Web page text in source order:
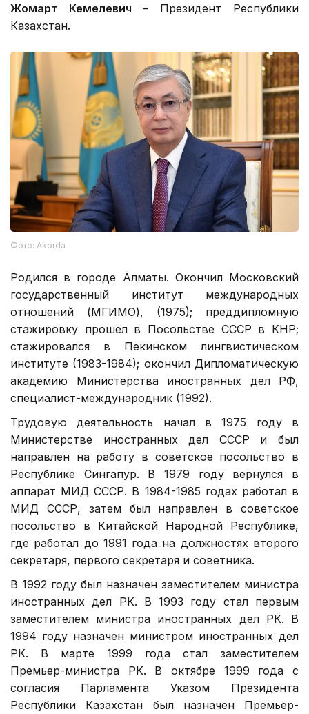
Жомарт Кемелевич – Президент Республики
Казахстан.
Фото: Akorda
Родился в городе Алматы. Окончил Московский
государственный институт международных
отношений (МГИМО), (1975); преддипломную
стажировку прошел в Посольстве СССР в КНР;
стажировался в Пекинском лингвистическом
институте (1983-1984); окончил Дипломатическую
академию Министерства иностранных дел РФ,
специалист-международник (1992).
Трудовую деятельность начал в 1975 году в
Министерстве иностранных дел СССР и был
направлен на работу в советское посольство в
Республике Сингапур. В 1979 году вернулся в
аппарат МИД СССР. В 1984-1985 годах работал в
МИД СССР, затем был направлен в советское
посольство в Китайской Народной Республике,
где работал до 1991 года на должностях второго
секретаря, первого секретаря и советника.
В 1992 году был назначен заместителем министра
иностранных дел РК. В 1993 году стал первым
заместителем министра иностранных дел РК. В
1994 году назначен министром иностранных дел
РК. В марте 1999 года стал заместителем
Премьер-министра РК. В октябре 1999 года с
согласия Парламента Указом Президента
Республики Казахстан был назначен Премьер-